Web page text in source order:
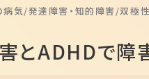
病気 発達障害・知的障害 双極
とADHDで障